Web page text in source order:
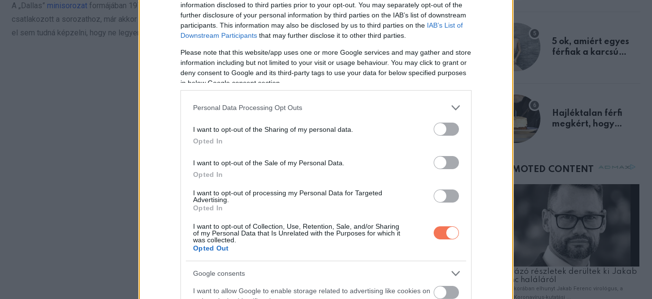
information disclosed to third parties prior to your opt-out. You may separately opt-out of the
further disclosure of your personal information by third parties on the IAB’s list of downstream
participants. This information may also be disclosed by us to third parties on the IAB’s List of
Downstream Participants that may further disclose it to other third parties.
Please note that this website/app uses one or more Google services and may gather and store
information including but not limited to your visit or usage behaviour. You may click to grant or
deny consent to Google and its third-party tags to use your data for below specified purposes
in below Google consent section.
Personal Data Processing Opt Outs
I want to opt-out of the Sharing of my personal data.
Opted In
I want to opt-out of the Sale of my Personal Data.
Opted In
I want to opt-out of processing my Personal Data for Targeted
Advertising.
Opted In
I want to opt-out of Collection, Use, Retention, Sale, and/or Sharing
of my Personal Data that Is Unrelated with the Purposes for which it
was collected.
Opted Out
Google consents
I want to allow Google to enable storage related to advertising like cookies on
A „Dallas” minisorozat formájában 1978 áprilisában került bemutatásra, és 1991-ig volt műsoron. Principal elmondta, hogy amikor
csatlakozott a sorozathoz, már akkor beleszeretett a sorozatba. A sorozatot „hihetetlenül különlegesnek” nevezte , és elmondta, hogy
el sem tudná képzelni, hogy ne legyen Ewing.
5 ok, amiért egyes
férfiak a karcsú
Hajléktalan férfi
megkért, hogy
mellettem ült az első